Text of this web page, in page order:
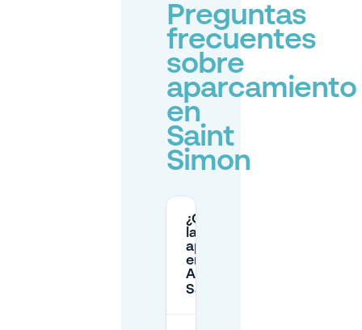
Preguntas
frecuentes
sobre
aparcamiento
en
Saint
Simon
¿Cuáles son
las reglas de
aparcamiento
en la Zona
Azul en
Saint‑Simon?